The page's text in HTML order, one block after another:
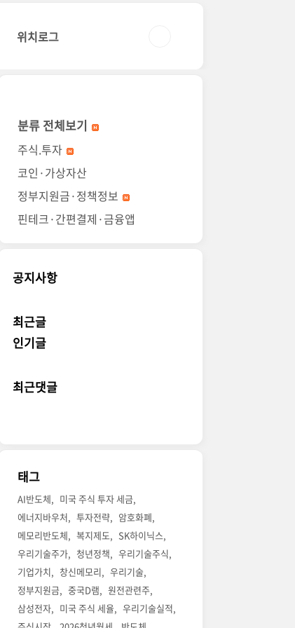
위치로그
분류 전체보기
주식.투자
코인·가상자산
정부지원금·정책정보
핀테크·간편결제·금융앱
공지사항
최근글
인기글
최근댓글
태그
AI반도체
미국 주식 투자 세금
에너지바우처
투자전략
암호화폐
메모리반도체
복지제도
SK하이닉스
우리기술주가
청년정책
우리기술주식
기업가치
창신메모리
우리기술
정부지원금
중국D램
원전관련주
삼성전자
미국 주식 세율
우리기술실적